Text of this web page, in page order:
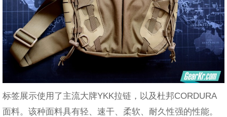
标签展示使用了主流大牌YKK拉链，以及杜邦CORDURA
面料。该种面料具有轻、速干、柔软、耐久性强的性能。